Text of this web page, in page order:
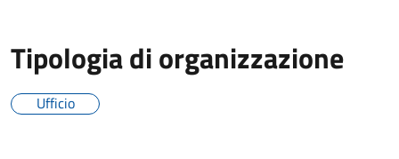
Tipologia di organizzazione
Ufficio